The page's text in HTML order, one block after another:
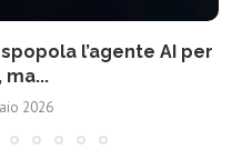
l’agente AI per
2026